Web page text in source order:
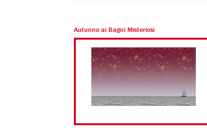
Autunno ai Bagni Misteriosi